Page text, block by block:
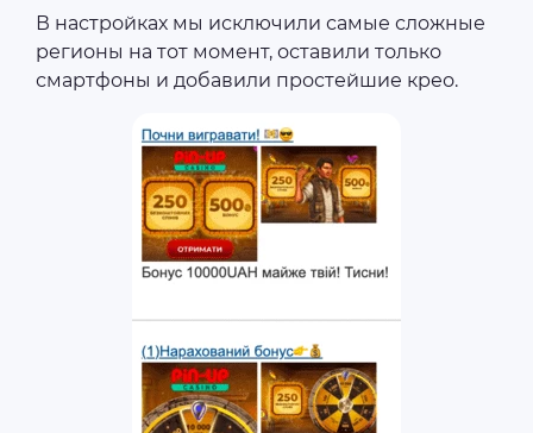
В настройках мы исключили самые сложные
регионы на тот момент, оставили только
смартфоны и добавили простейшие крео.